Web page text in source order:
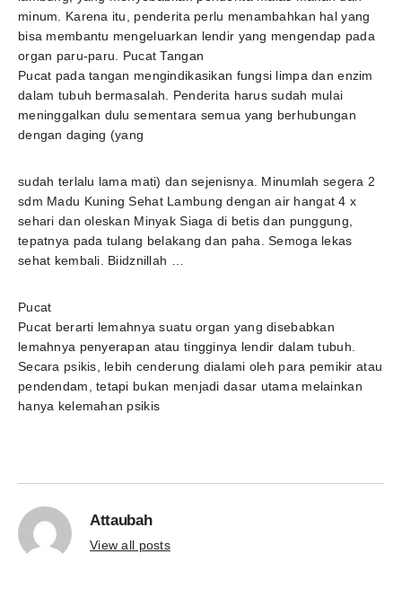
minum. Karena itu, penderita perlu menambahkan hal yang
bisa membantu mengeluarkan lendir yang mengendap pada
organ paru-paru. Pucat Tangan
Pucat pada tangan mengindikasikan fungsi limpa dan enzim
dalam tubuh bermasalah. Penderita harus sudah mulai
meninggalkan dulu sementara semua yang berhubungan
dengan daging (yang
sudah terlalu lama mati) dan sejenisnya. Minumlah segera 2
sdm Madu Kuning Sehat Lambung dengan air hangat 4 x
sehari dan oleskan Minyak Siaga di betis dan punggung,
tepatnya pada tulang belakang dan paha. Semoga lekas
sehat kembali. Biidznillah …
Pucat
Pucat berarti lemahnya suatu organ yang disebabkan
lemahnya penyerapan atau tingginya lendir dalam tubuh.
Secara psikis, lebih cenderung dialami oleh para pemikir atau
pendendam, tetapi bukan menjadi dasar utama melainkan
hanya kelemahan psikis
Attaubah
View all posts